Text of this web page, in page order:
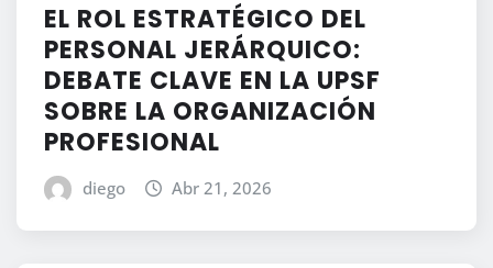
EL ROL ESTRATÉGICO DEL
PERSONAL JERÁRQUICO:
DEBATE CLAVE EN LA UPSF
SOBRE LA ORGANIZACIÓN
PROFESIONAL
diego Abr 21, 2026